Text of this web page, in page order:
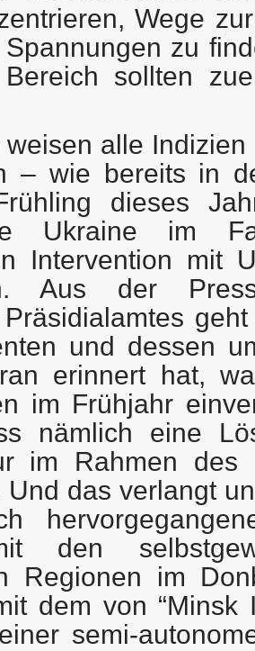
Wege
zu
sollten
weisen alle
– wie bereits in
dieses
Ukraine im
Intervention mit
Aus der
und dessen
erinnert hat,
im Frühjahr
nämlich eine
im Rahmen des
Und das verlangt
den
Regionen im
dem von “Minsk
semi-